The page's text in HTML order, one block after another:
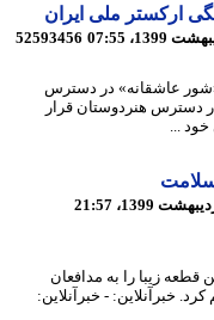
ملی ایران
52593456
عاشقانه» در دسترس
هنردوستان قرار
...
زیبا را به مدافعان
- خبرآنلاین: